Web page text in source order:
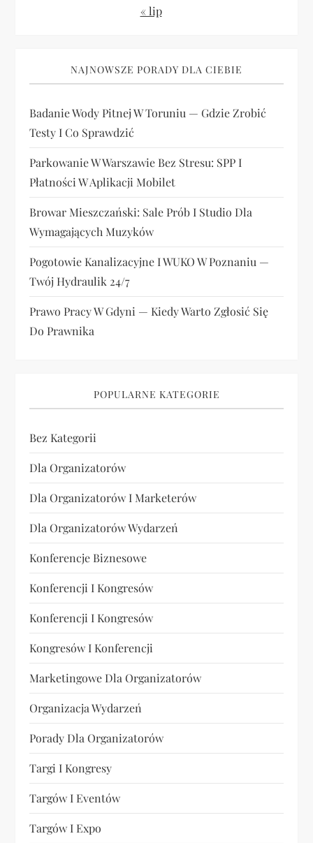
« lip
NAJNOWSZE PORADY DLA CIEBIE
Badanie Wody Pitnej W Toruniu — Gdzie Zrobić
Testy I Co Sprawdzić
Parkowanie W Warszawie Bez Stresu: SPP I
Płatności W Aplikacji Mobilet
Browar Mieszczański: Sale Prób I Studio Dla
Wymagających Muzyków
Pogotowie Kanalizacyjne I WUKO W Poznaniu —
Twój Hydraulik 24/7
Prawo Pracy W Gdyni — Kiedy Warto Zgłosić Się
Do Prawnika
POPULARNE KATEGORIE
Bez Kategorii
Dla Organizatorów
Dla Organizatorów I Marketerów
Dla Organizatorów Wydarzeń
Konferencje Biznesowe
Konferencji I Kongresów
Konferencji I Kongresów
Kongresów I Konferencji
Marketingowe Dla Organizatorów
Organizacja Wydarzeń
Porady Dla Organizatorów
Targi I Kongresy
Targów I Eventów
Targów I Expo